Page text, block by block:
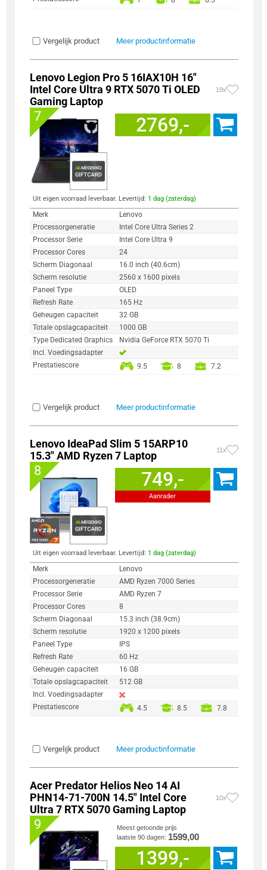
Vergelijk product Meer productinformatie
Lenovo Legion Pro 5 16IAX10H 16"
Intel Core Ultra 9 RTX 5070 Ti OLED
Gaming Laptop
19x
7 2769,-
Uit eigen voorraad leverbaar. Levertijd: 1 dag (zaterdag)
Merk
Lenovo
Processorgeneratie
Intel Core Ultra Series 2
Processor Serie
Intel Core Ultra 9
Processor Cores
24
Scherm Diagonaal
16.0 inch (40.6cm)
Scherm resolutie
2560 x 1600 pixels
Paneel Type
OLED
Refresh Rate
165 Hz
Geheugen capaciteit
32 GB
Totale opslagcapaciteit
1000 GB
Type Dedicated Graphics
Nvidia GeForce RTX 5070 Ti
Incl. Voedingsadapter
Prestatiescore
9.5 8 7.2
Vergelijk product Meer productinformatie
Lenovo IdeaPad Slim 5 15ARP10
15.3" AMD Ryzen 7 Laptop
11x
8 749,-
Aanrader
Uit eigen voorraad leverbaar. Levertijd: 1 dag (zaterdag)
Merk
Lenovo
Processorgeneratie
AMD Ryzen 7000 Series
Processor Serie
AMD Ryzen 7
Processor Cores
8
Scherm Diagonaal
15.3 inch (38.9cm)
Scherm resolutie
1920 x 1200 pixels
Paneel Type
IPS
Refresh Rate
60 Hz
Geheugen capaciteit
16 GB
Totale opslagcapaciteit
512 GB
Incl. Voedingsadapter
Prestatiescore
4.5 8.5 7.8
Vergelijk product Meer productinformatie
Acer Predator Helios Neo 14 AI
PHN14-71-700N 14.5" Intel Core
Ultra 7 RTX 5070 Gaming Laptop
10x
9
Meest getoonde prijs
laatste 90 dagen: 1599,00
1399,-